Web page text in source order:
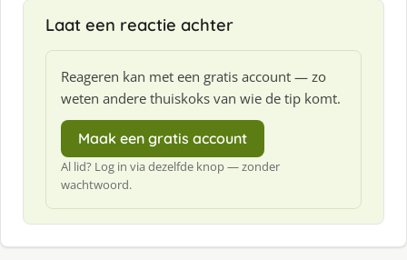
Laat een reactie achter
Reageren kan met een gratis account — zo
weten andere thuiskoks van wie de tip komt.
Maak een gratis account
Al lid? Log in via dezelfde knop — zonder
wachtwoord.